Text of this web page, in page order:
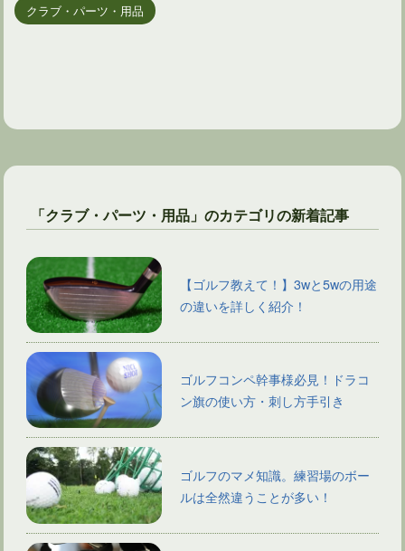
クラブ・パーツ・用品
「クラブ・パーツ・用品」のカテゴリの新着記事
【ゴルフ教えて！】3wと5wの用途
の違いを詳しく紹介！
ゴルフコンペ幹事様必見！ドラコ
ン旗の使い方・刺し方手引き
ゴルフのマメ知識。練習場のボー
ルは全然違うことが多い！